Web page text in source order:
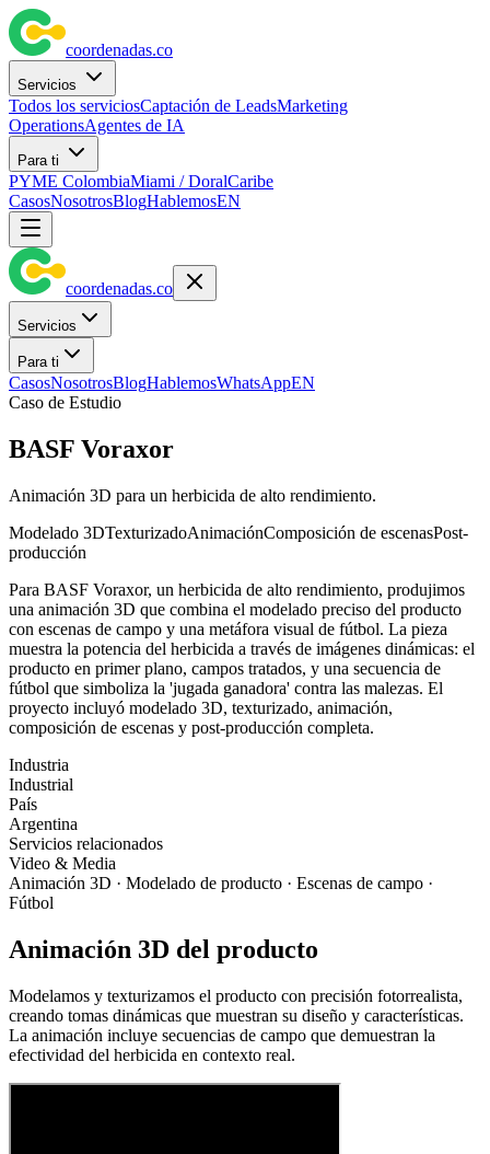
coordenadas.co
Servicios
Todos los serviciosCaptación de LeadsMarketing
OperationsAgentes de IA
Para ti
PYME ColombiaMiami / DoralCaribe
CasosNosotrosBlogHablemosEN
coordenadas.co
Servicios
Para ti
CasosNosotrosBlogHablemosWhatsAppEN
Caso de Estudio
BASF Voraxor
Animación 3D para un herbicida de alto rendimiento.
Modelado 3DTexturizadoAnimaciónComposición de escenasPost-
producción
Para BASF Voraxor, un herbicida de alto rendimiento, produjimos
una animación 3D que combina el modelado preciso del producto
con escenas de campo y una metáfora visual de fútbol. La pieza
muestra la potencia del herbicida a través de imágenes dinámicas: el
producto en primer plano, campos tratados, y una secuencia de
fútbol que simboliza la 'jugada ganadora' contra las malezas. El
proyecto incluyó modelado 3D, texturizado, animación,
composición de escenas y post-producción completa.
Industria
Industrial
País
Argentina
Servicios relacionados
Video & Media
Animación 3D · Modelado de producto · Escenas de campo ·
Fútbol
Animación 3D del producto
Modelamos y texturizamos el producto con precisión fotorrealista,
creando tomas dinámicas que muestran su diseño y características.
La animación incluye secuencias de campo que demuestran la
efectividad del herbicida en contexto real.